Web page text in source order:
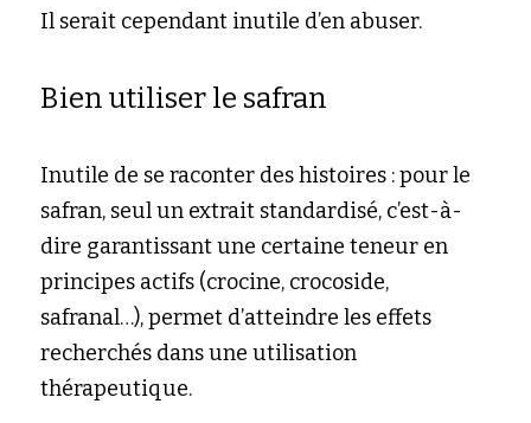
Il serait cependant inutile d’en abuser.
Bien utiliser le safran
Inutile de se raconter des histoires : pour le
safran, seul un extrait standardisé, c’est-à-
dire garantissant une certaine teneur en
principes actifs (crocine, crocoside,
safranal…), permet d’atteindre les effets
recherchés dans une utilisation
thérapeutique.